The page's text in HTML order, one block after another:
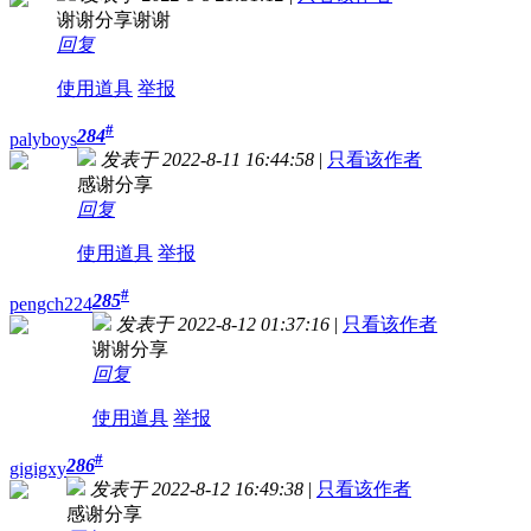
谢谢分享谢谢
回复
使用道具 举报
palyboys284#
发表于 2022-8-11 16:44:58 | 只看该作者
感谢分享
回复
使用道具 举报
pengch224285#
发表于 2022-8-12 01:37:16 | 只看该作者
谢谢分享
回复
使用道具 举报
gigigxy286#
发表于 2022-8-12 16:49:38 | 只看该作者
感谢分享